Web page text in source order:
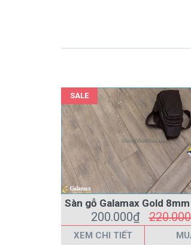
SALE
Sàn gỗ Galamax Gold
200.000₫
XEM CHI TIẾT